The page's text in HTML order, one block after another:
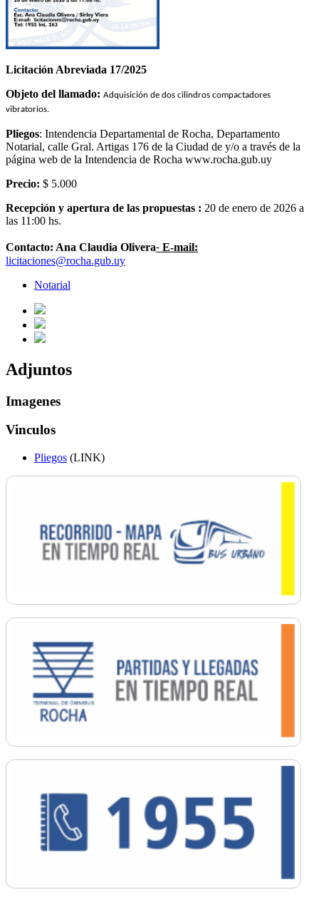
Licitación Abreviada 17/2025
Objeto del llamado: Adquisición de dos cilindros compactadores
vibratorios.
Pliegos: Intendencia Departamental de Rocha, Departamento
Notarial, calle Gral. Artigas 176 de la Ciudad de y/o a través de la
página web de la Intendencia de Rocha www.rocha.gub.uy
Precio: $ 5.000
Recepción y apertura de las propuestas : 20 de enero de 2026 a
las 11:00 hs.
Contacto: Ana Claudia Olivera- E-mail:
licitaciones@rocha.gub.uy
Notarial
Adjuntos
Imagenes
Vinculos
Pliegos (LINK)